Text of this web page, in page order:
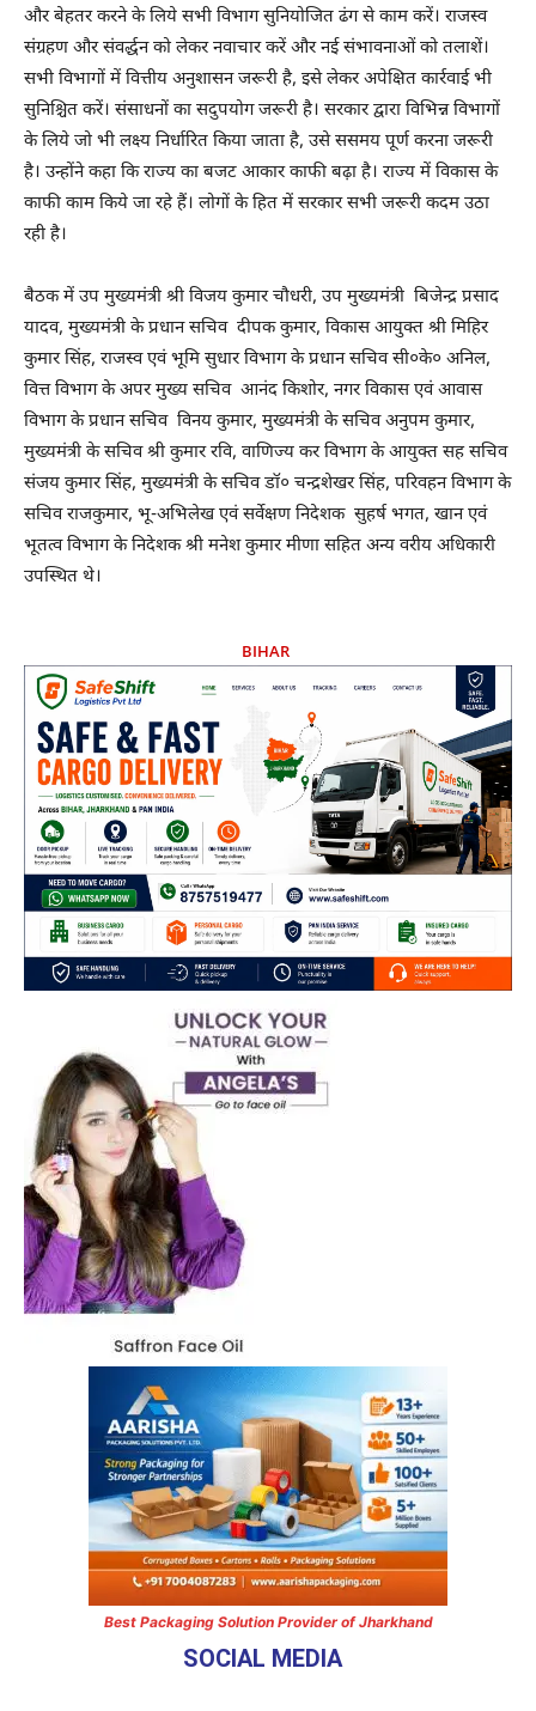
और बेहतर करने के लिये सभी विभाग सुनियोजित ढंग से काम करें। राजस्व
संग्रहण और संवर्द्धन को लेकर नवाचार करें और नई संभावनाओं को तलाशें।
सभी विभागों में वित्तीय अनुशासन जरूरी है, इसे लेकर अपेक्षित कार्रवाई भी
सुनिश्चित करें। संसाधनों का सदुपयोग जरूरी है। सरकार द्वारा विभिन्न विभागों
के लिये जो भी लक्ष्य निर्धारित किया जाता है, उसे ससमय पूर्ण करना जरूरी
है। उन्होंने कहा कि राज्य का बजट आकार काफी बढ़ा है। राज्य में विकास के
काफी काम किये जा रहे हैं। लोगों के हित में सरकार सभी जरूरी कदम उठा
रही है।
बैठक में उप मुख्यमंत्री श्री विजय कुमार चौधरी, उप मुख्यमंत्री बिजेन्द्र प्रसाद
यादव, मुख्यमंत्री के प्रधान सचिव दीपक कुमार, विकास आयुक्त श्री मिहिर
कुमार सिंह, राजस्व एवं भूमि सुधार विभाग के प्रधान सचिव सी०के० अनिल,
वित्त विभाग के अपर मुख्य सचिव आनंद किशोर, नगर विकास एवं आवास
विभाग के प्रधान सचिव विनय कुमार, मुख्यमंत्री के सचिव अनुपम कुमार,
मुख्यमंत्री के सचिव श्री कुमार रवि, वाणिज्य कर विभाग के आयुक्त सह सचिव
संजय कुमार सिंह, मुख्यमंत्री के सचिव डॉ० चन्द्रशेखर सिंह, परिवहन विभाग के
सचिव राजकुमार, भू-अभिलेख एवं सर्वेक्षण निदेशक सुहर्ष भगत, खान एवं
भूतत्व विभाग के निदेशक श्री मनेश कुमार मीणा सहित अन्य वरीय अधिकारी
उपस्थित थे।
BIHAR
Best Packaging Solution Provider of Jharkhand
SOCIAL MEDIA